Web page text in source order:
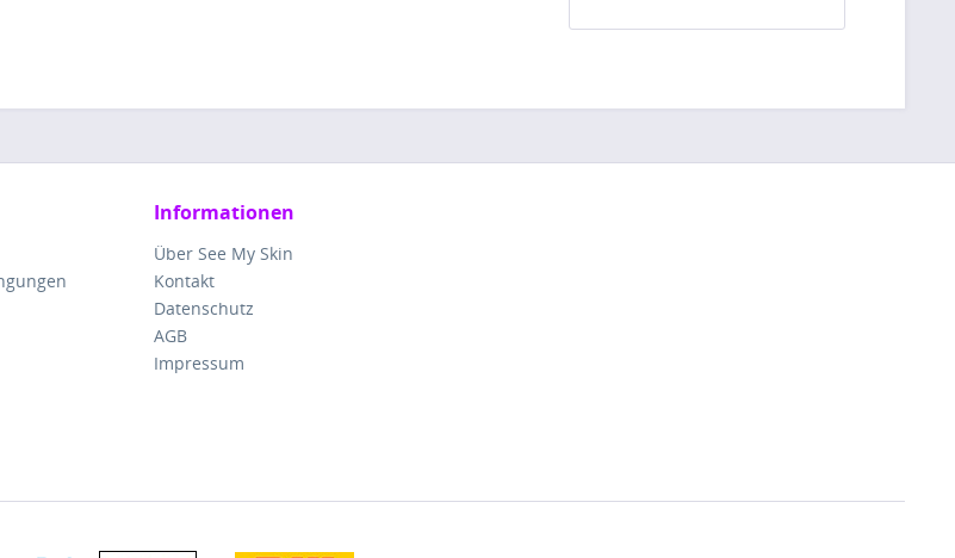
Informationen
Über See My Skin
Kontakt
Datenschutz
AGB
Impressum